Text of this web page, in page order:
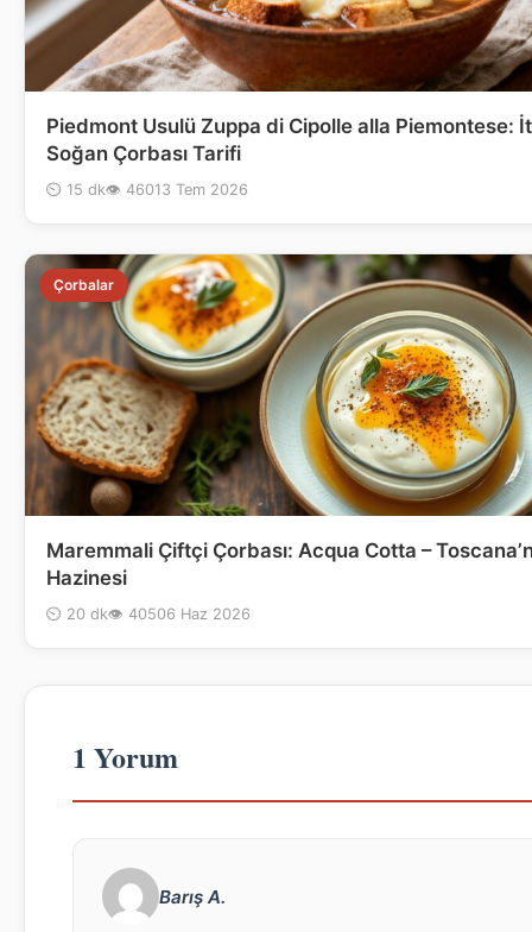
Piedmont Usulü Zuppa di Cipolle alla Piemontese:
Soğan Çorbası Tarifi
⏲ 15 dk👁 46013 Tem 2026
Çorbalar
Maremmali Çiftçi Çorbası: Acqua Cotta –
Hazinesi
⏲ 20 dk👁 40506 Haz 2026
1 Yorum
Barış A.